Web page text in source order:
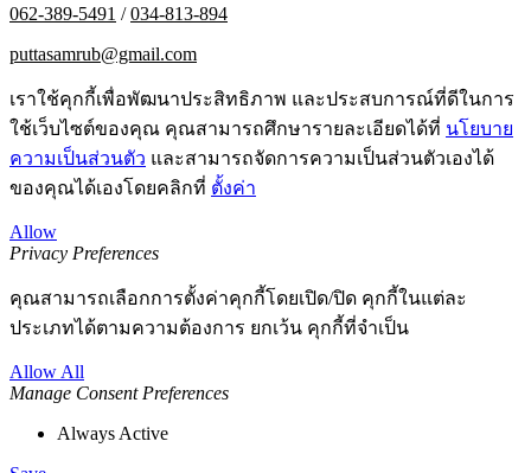
062-389-5491 /034-813-894
puttasamrub@gmail.com
เราใช้คุกกี้เพื่อพัฒนาประสิทธิภาพ และประสบการณ์ที่ดีในการ
ใช้เว็บไซต์ของคุณ คุณสามารถศึกษารายละเอียดได้ที่ นโยบาย
ความเป็นส่วนตัว และสามารถจัดการความเป็นส่วนตัวเองได้
ของคุณได้เองโดยคลิกที่ ตั้งค่า
Allow
Privacy Preferences
คุณสามารถเลือกการตั้งค่าคุกกี้โดยเปิด/ปิด คุกกี้ในแต่ละ
ประเภทได้ตามความต้องการ ยกเว้น คุกกี้ที่จำเป็น
Allow All
Manage Consent Preferences
Always Active